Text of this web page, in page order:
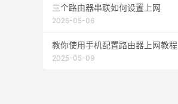
三个路由器串联如何设置上网
2025-05-06
教你使用手机配置路由器上网教程
2025-05-09